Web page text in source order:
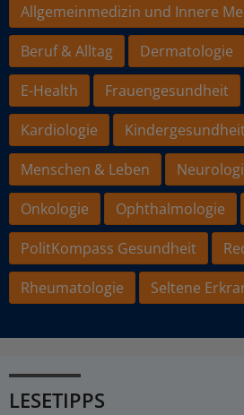
Allgemeinmedizin und Innere
Beruf & Alltag
Dermatologie
E-Health
Frauengesundheit
Kardiologie
Menschen & Leben
Onkologie
Ophthalmologie
PolitKompass Gesundheit
Rheumatologie
Seltene
LESETIPPS